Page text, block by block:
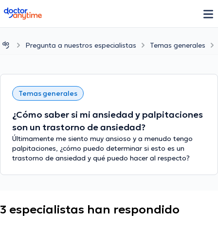
doctoranytime
Pregunta a nuestros especialistas Temas generales
Temas generales
¿Cómo saber si mi ansiedad y palpitaciones
son un trastorno de ansiedad?
Últimamente me siento muy ansioso y a menudo tengo
palpitaciones, ¿cómo puedo determinar si esto es un
trastorno de ansiedad y qué puedo hacer al respecto?
3 especialistas han respondido